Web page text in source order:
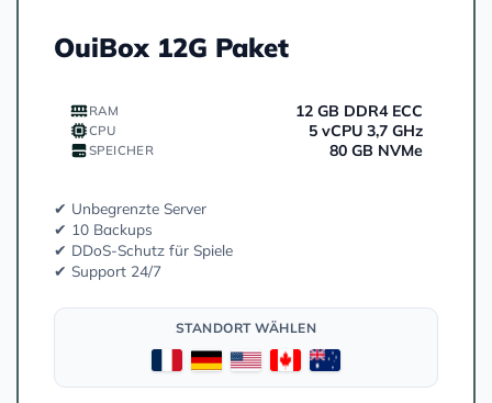
OuiBox 12G Paket
RAM 12 GB DDR4 ECC
CPU 5 vCPU 3,7 GHz
SPEICHER 80 GB NVMe
✔ Unbegrenzte Server
✔ 10 Backups
✔ DDoS-Schutz für Spiele
✔ Support 24/7
STANDORT WÄHLEN